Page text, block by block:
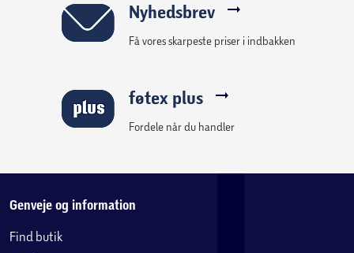
Nyhedsbrev
Få vores skarpeste priser i indbakken
føtex plus
Fordele når du handler
Genveje og information
Find butik